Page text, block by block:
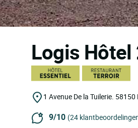
Logis Hôtel
1 Avenue De la Tuilerie. 58150
9/10 (24